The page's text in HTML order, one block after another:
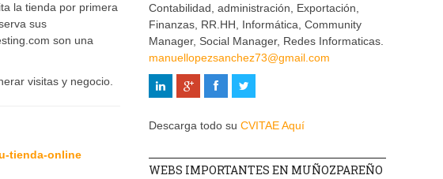
la tienda por primera
sus
son una
visitas y negocio.
tienda-online
Contabilidad, administración, Exportación,
Finanzas, RR.HH, Informática, Community
Manager, Social Manager, Redes Informaticas.
manuellopezsanchez73@gmail.com
Descarga todo su CVITAE Aquí
WEBS IMPORTANTES EN MUÑOZPAREÑO